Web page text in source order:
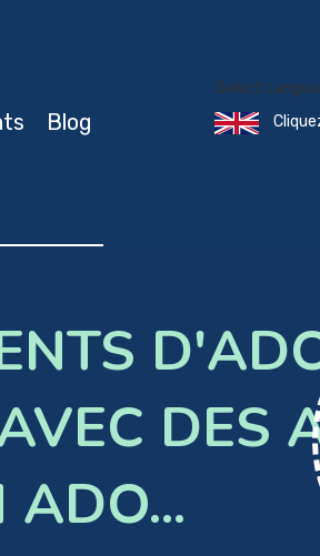
Blog
Select
DES
ADO...